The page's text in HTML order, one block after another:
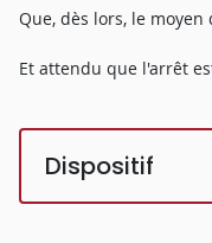
Que, dès lors, le
Et attendu que l'arrêt
Dispositif